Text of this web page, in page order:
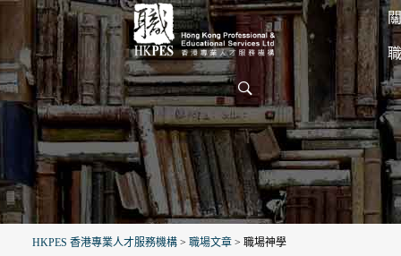
HKPES 香港專業人才服務機構 > 職場文章 > 職場神學